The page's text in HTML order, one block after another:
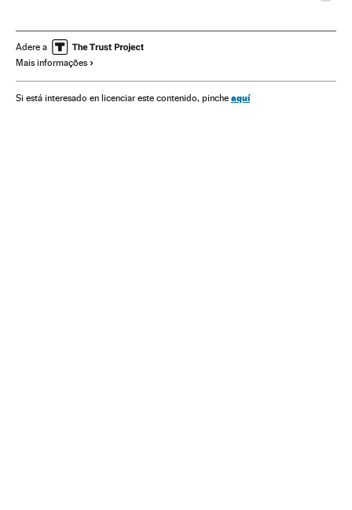
Ministério Saúde México
Pfizer Vacinas
Desigualdade econômica
Adere a
Mais informações
Si está interesado en licenciar este contenido, pinche aquí